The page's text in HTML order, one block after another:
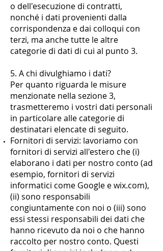
o dell'esecuzione di contratti,
nonché i dati provenienti dalla
corrispondenza e dai colloqui con
terzi, ma anche tutte le altre
categorie di dati di cui al punto 3.
5. A chi divulghiamo i dati?
Per quanto riguarda le misure
menzionate nella sezione 3,
trasmetteremo i vostri dati personali
in particolare alle categorie di
destinatari elencate di seguito.
Fornitori di servizi: lavoriamo con
fornitori di servizi all'estero che (i)
elaborano i dati per nostro conto (ad
esempio, fornitori di servizi
informatici come Google e wix.com),
(ii) sono responsabili
congiuntamente con noi o (iii) sono
essi stessi responsabili dei dati che
hanno ricevuto da noi o che hanno
raccolto per nostro conto. Questi